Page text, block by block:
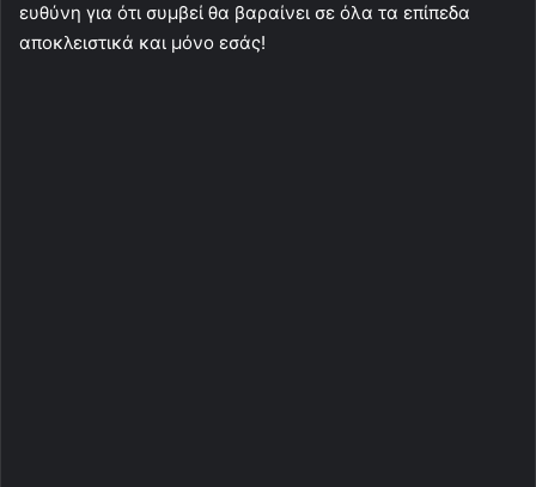
ευθύνη για ότι συμβεί θα βαραίνει σε όλα τα επίπεδα
αποκλειστικά και μόνο εσάς!